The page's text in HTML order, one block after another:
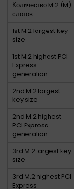
Количество M.2 (M)
слотов
1st M.2 largest key
size
1st M.2 highest PCI
Express
generation
2nd M.2 largest
key size
2nd M.2 highest
PCI Express
generation
3rd M.2 largest key
size
3rd M.2 highest PCI
Express